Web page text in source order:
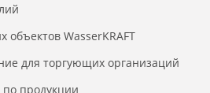
объектов WasserKRAFT
для торгующих организаций
по продукции